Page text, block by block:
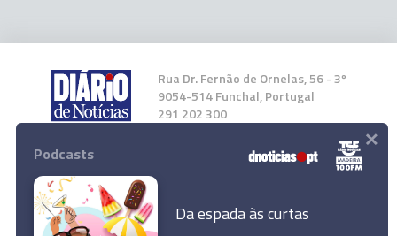
Rua Dr. Fernão de Ornelas, 56 - 3º
9054-514 Funchal, Portugal
291 202 300
Instale a nossa App
Podcasts
Da espada às curtas
×